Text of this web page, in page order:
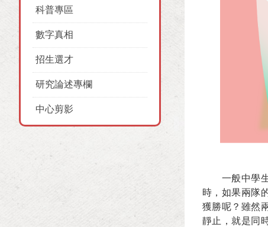
科普專區
數字真相
招生選才
研究論述專欄
中心剪影
一般中學
時，如果兩隊
獲勝呢？雖然
靜止，就是同